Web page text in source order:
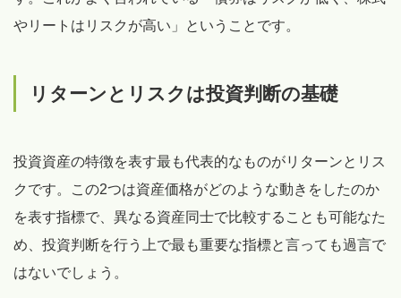
やリートはリスクが高い」ということです。
リターンとリスクは投資判断の基礎
投資資産の特徴を表す最も代表的なものがリターンとリス
クです。この2つは資産価格がどのような動きをしたのか
を表す指標で、異なる資産同士で比較することも可能なた
め、投資判断を行う上で最も重要な指標と言っても過言で
はないでしょう。